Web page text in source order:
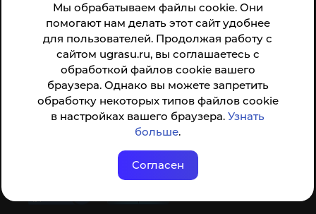
Мы обрабатываем файлы cookie. Они
помогают нам делать этот сайт удобнее
для пользователей. Продолжая работу с
сайтом ugrasu.ru, вы соглашаетесь с
обработкой файлов cookie вашего
браузера. Однако вы можете запретить
обработку некоторых типов файлов cookie
в настройках вашего браузера.Узнать
больше.
Согласен
организации:
Анкета доступна по QR-коду, а так же по прямой
ссылке
© ФГБОУ ВО ЮГУ 2001–2026